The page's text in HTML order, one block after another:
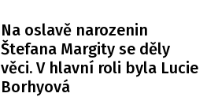
Na oslavě narozenin
Štefana Margity se děly
věci. V hlavní roli byla Lucie
Borhyová